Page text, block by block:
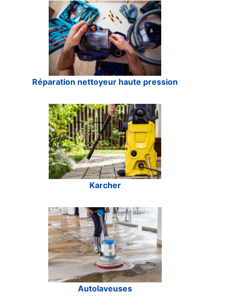
Réparation nettoyeur haute pression
Karcher
Autolaveuses